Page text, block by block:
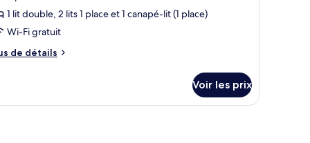
1 lit double, 2 lits 1 place et 1 canapé-lit (1 place)
Wi-Fi gratuit
de détails
Voir les prix